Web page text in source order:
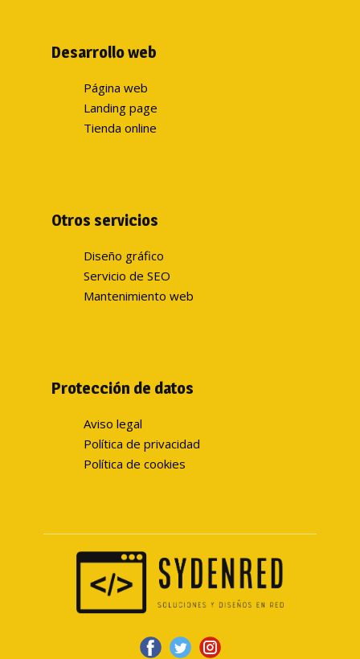
Desarrollo web
Página web
Landing page
Tienda online
Otros servicios
Diseño gráfico
Servicio de SEO
Mantenimiento web
Protección de datos
Aviso legal
Política de privacidad
Política de cookies